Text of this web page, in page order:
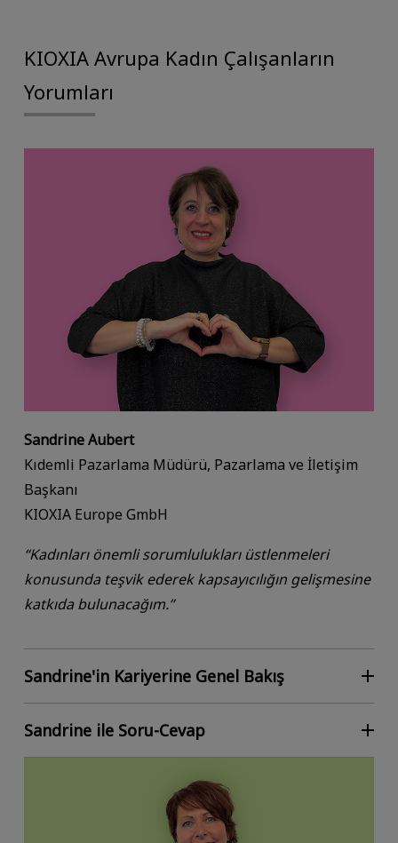
KIOXIA Avrupa Kadın Çalışanların
Yorumları
Sandrine Aubert
Kıdemli Pazarlama Müdürü, Pazarlama ve İletişim
Başkanı
KIOXIA Europe GmbH
“Kadınları önemli sorumlulukları üstlenmeleri
konusunda teşvik ederek kapsayıcılığın gelişmesine
katkıda bulunacağım.”
Sandrine'in Kariyerine Genel Bakış
Sandrine ile Soru-Cevap